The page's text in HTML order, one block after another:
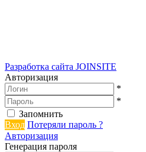
Разработка сайта JOINSITE
Авторизация
*
*
Запомнить
Вход Потеряли пароль ?
Авторизация
Генерация пароля